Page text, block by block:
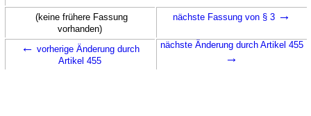
(keine frühere Fassung
vorhanden)
nächste Fassung von § 3 →
← vorherige Änderung durch
Artikel 455
nächste Änderung durch Artikel 455
→